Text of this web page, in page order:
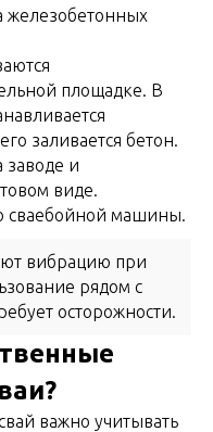
железобетонных
площадке. В
заливается бетон.
заводе и
виде.
сваебойной машины.
вибрацию при
рядом с
осторожности.
важно учитывать